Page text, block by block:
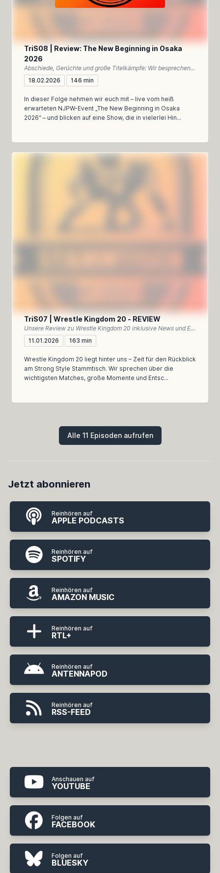
TriS08 | Review: The New Beginning in Osaka
2026
Abschiede, Gerüchte und große Titelkämpfe: Wir besprechen New Beginning in Osaka 2026 – emotional, meinungsstark und dennoch analytisch
18.02.2026
146 min
In dieser Folge nehmen wir euch mit – live vom heiß
erwarteten NJPW-Event „The New Beginning in Osaka
2026“ – und blicken auf eine Show, die in vielerlei Hin...
TriS07 | Wrestle Kingdom 20 - REVIEW
Unsere Review zu Wrestle Kingdom 20 inklusive News und Einordnung des NEW YEAR DASH!!
11.01.2026
163 min
Wrestle Kingdom 20 liegt hinter uns – Zeit für den Rückblick
am Strong Style Stammtisch. Wir sprechen über die
wichtigsten Matches, große Momente und Entsc...
Alle 11 Episoden aufrufen
Jetzt abonnieren
Reinhören auf
APPLE PODCASTS
Reinhören auf
SPOTIFY
Reinhören auf
AMAZON MUSIC
Reinhören auf
RTL+
Reinhören auf
ANTENNAPOD
Reinhören auf
RSS-FEED
Anschauen auf
YOUTUBE
Folgen auf
FACEBOOK
Folgen auf
BLUESKY